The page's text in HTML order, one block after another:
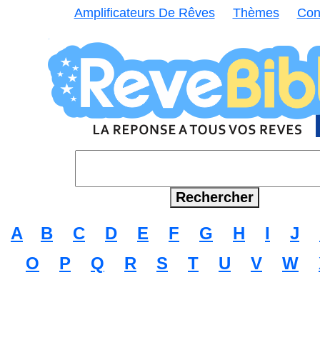
Amplificateurs De Rêves Thèmes
A B C D E F G H I J
O
P Q R S T U V W